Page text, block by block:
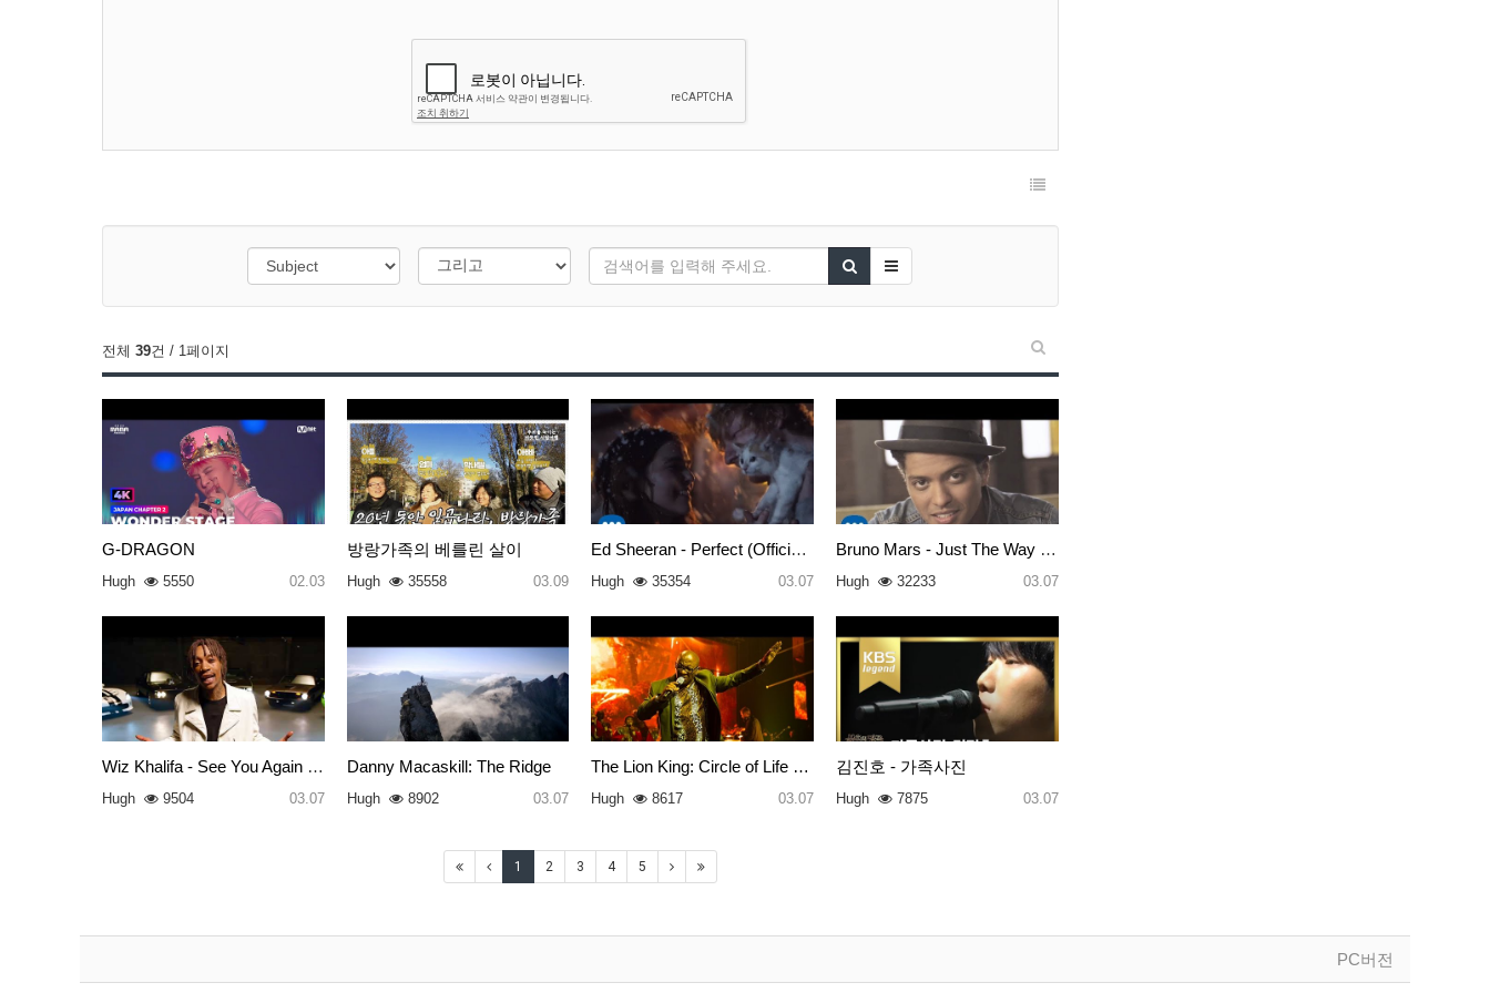
전체 39건 / 1페이지
G-DRAGON
Hugh 5550 02.03
방랑가족의 베를린 살이
Hugh 35558 03.09
Ed Sheeran - Perfect (Official…
Hugh 35354 03.07
Bruno Mars - Just The Way You …
Hugh 32233 03.07
Wiz Khalifa - See You Again ft…
Hugh 9504 03.07
Danny Macaskill: The Ridge
Hugh 8902 03.07
The Lion King: Circle of Life …
Hugh 8617 03.07
김진호 - 가족사진
Hugh 7875 03.07
1 2 3 4 5
PC버전